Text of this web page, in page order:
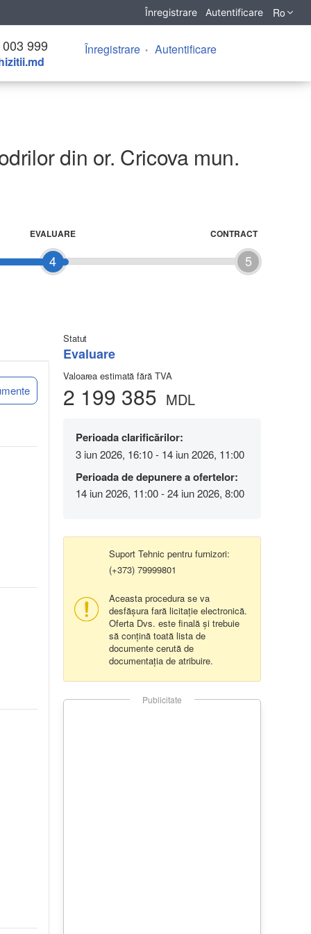
Înregistrare Autentificare Ro
999 Înregistrare Autentificare
din or. Cricova mun.
4
EVALUARE
5
CONTRACT
Statut
Evaluare
Valoarea estimată fără TVA
2 199 385 MDL
Perioada clarificărilor:
3 iun 2026, 16:10 - 14 iun 2026, 11:00
Perioada de depunere a ofertelor:
14 iun 2026, 11:00 - 24 iun 2026, 8:00
Suport Tehnic pentru furnizori:
(+373) 79999801
Aceasta procedura se va
desfășura fară licitație electronică.
Oferta Dvs. este finală și trebuie
să conțină toată lista de
documente cerută de
documentația de atribuire.
Publicitate